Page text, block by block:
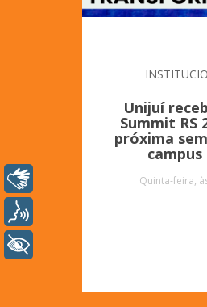
Unijuí
Summit RS
próxima
Quinta-feira,